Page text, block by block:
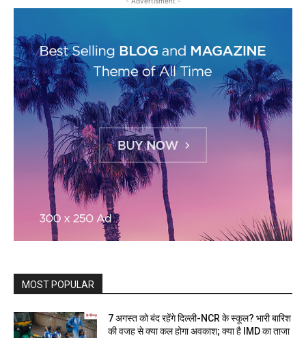
MOST POPULAR
7 अगस्त को बंद रहेंगे दिल्ली-NCR के स्कूल? भारी बारिश
की वजह से क्या कल होगा अवकाश; क्या है IMD का ताजा